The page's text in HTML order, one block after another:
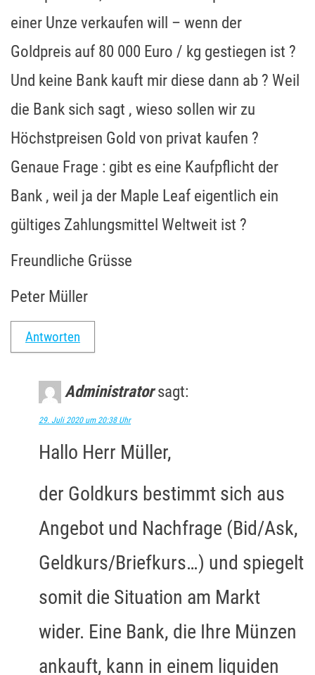
einer Unze verkaufen will – wenn der
Goldpreis auf 80 000 Euro / kg gestiegen ist ?
Und keine Bank kauft mir diese dann ab ? Weil
die Bank sich sagt , wieso sollen wir zu
Höchstpreisen Gold von privat kaufen ?
Genaue Frage : gibt es eine Kaufpflicht der
Bank , weil ja der Maple Leaf eigentlich ein
gültiges Zahlungsmittel Weltweit ist ?
Freundliche Grüsse
Peter Müller
Antworten
Administrator sagt:
29. Juli 2020 um 20:38 Uhr
Hallo Herr Müller,
der Goldkurs bestimmt sich aus
Angebot und Nachfrage (Bid/Ask,
Geldkurs/Briefkurs…) und spiegelt
somit die Situation am Markt
wider. Eine Bank, die Ihre Münzen
ankauft, kann in einem liquiden